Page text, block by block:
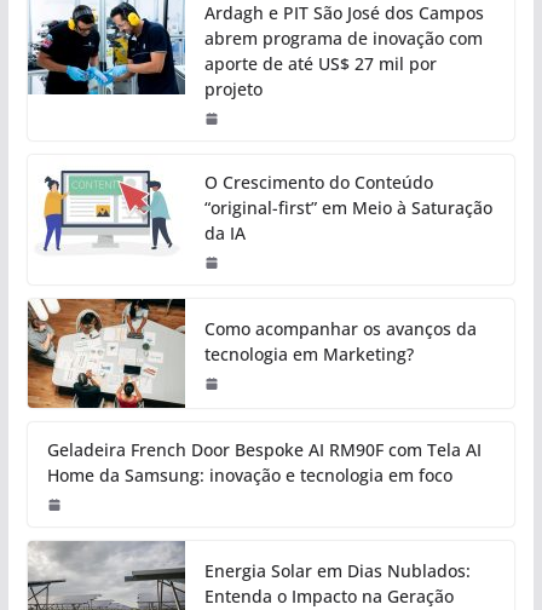
Ardagh e PIT São José dos Campos
abrem programa de inovação com
aporte de até US$ 27 mil por
projeto
O Crescimento do Conteúdo
“original-first” em Meio à Saturação
da IA
Como acompanhar os avanços da
tecnologia em Marketing?
Geladeira French Door Bespoke AI RM90F com Tela AI
Home da Samsung: inovação e tecnologia em foco
Energia Solar em Dias Nublados:
Entenda o Impacto na Geração